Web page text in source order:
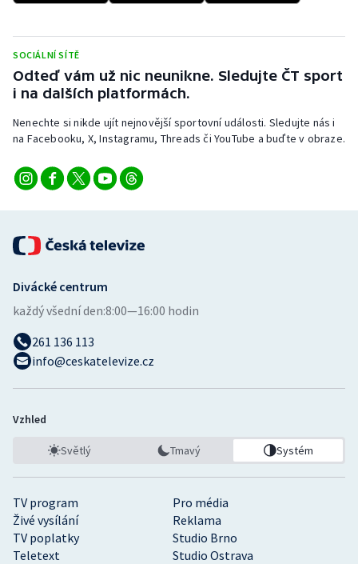
SOCIÁLNÍ SÍTĚ
Odteď vám už nic neunikne. Sledujte ČT sport
i na dalších platformách.
Nenechte si nikde ujít nejnovější sportovní události. Sledujte nás i
na Facebooku, X, Instagramu, Threads či YouTube a buďte v obraze.
TV program
Pro média
Živé vysílání
Reklama
TV poplatky
Studio Brno
Teletext
Studio Ostrava
Divácké centrum
každý všední den:8:00—16:00 hodin
261 136 113
info@ceskatelevize.cz
Vzhled
Světlý Tmavý Systém